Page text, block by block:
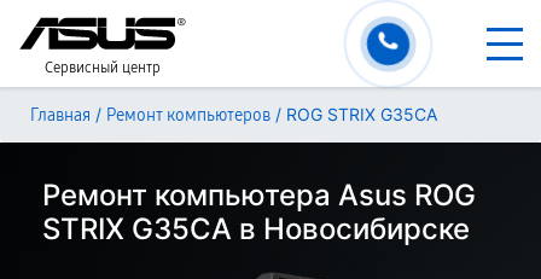
Сервисный центр
Главная / Ремонт компьютеров / ROG STRIX G35CA
Ремонт компьютера Asus ROG
STRIX G35CA в Новосибирске